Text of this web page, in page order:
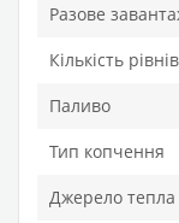
Разове
Кількість
Паливо
Тип копчення
Джерело тепла